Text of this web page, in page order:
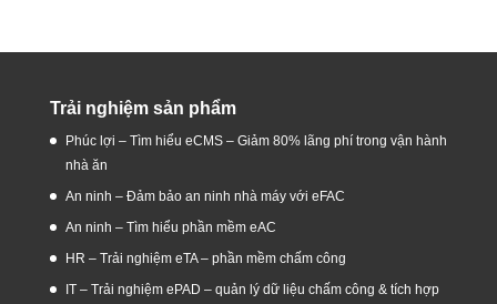
Trải nghiệm sản phẩm
Phúc lợi – Tìm hiểu eCMS – Giảm 80% lãng phí trong vận hành
nhà ăn
An ninh – Đảm bảo an ninh nhà máy với eFAC
An ninh – Tìm hiểu phần mềm eAC
HR – Trải nghiệm eTA – phần mềm chấm công
IT – Trải nghiệm ePAD – quản lý dữ liệu chấm công & tích hợp